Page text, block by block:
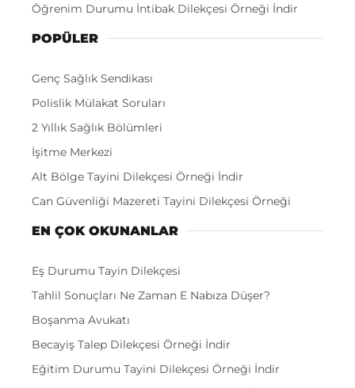
Öğrenim Durumu İntibak Dilekçesi Örneği İndir
POPÜLER
Genç Sağlık Sendikası
Polislik Mülakat Soruları
2 Yıllık Sağlık Bölümleri
İşitme Merkezi
Alt Bölge Tayini Dilekçesi Örneği İndir
Can Güvenliği Mazereti Tayini Dilekçesi Örneği
EN ÇOK OKUNANLAR
Eş Durumu Tayin Dilekçesi
Tahlil Sonuçları Ne Zaman E Nabıza Düşer?
Boşanma Avukatı
Becayiş Talep Dilekçesi Örneği İndir
Eğitim Durumu Tayini Dilekçesi Örneği İndir